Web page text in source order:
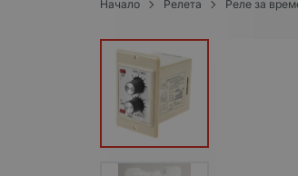
Начало Релета Реле за